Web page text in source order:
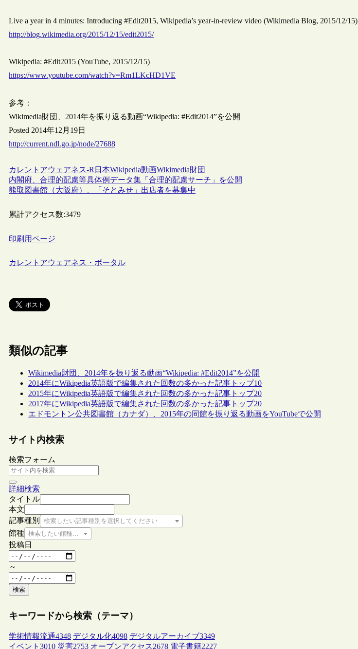
Live a year in 4 minutes: Introducing #Edit2015, Wikipedia’s year-in-review video (Wikimedia Blog, 2015/12/15)
http://blog.wikimedia.org/2015/12/15/edit2015/
Wikipedia: #Edit2015 (YouTube, 2015/12/15)
https://www.youtube.com/watch?v=Rm1LKcHD1VE
参考：
Wikimedia財団、2014年を振り返る動画“Wikipedia: #Edit2014”を公開
Posted 2014年12月19日
http://current.ndl.go.jp/node/27688
カレントアウェアネス-R 日本Wikipedia動画Wikimedia財団
内閣府、合理的配慮等具体例データ集「合理的配慮サーチ」を公開
熊取図書館（大阪府）、「そとみせ」出店者を募集中
累計アクセス数:3479
印刷用ページ
カレントアウェアネス・ポータル
類似の記事
Wikimedia財団、2014年を振り返る動画“Wikipedia: #Edit2014”を公開
2014年にWikipedia英語版で編集された回数の多かった記事トップ10
2015年にWikipedia英語版で編集された回数の多かった記事トップ20
2017年にWikipedia英語版で編集された回数の多かった記事トップ20
エドモントン公共図書館（カナダ）、2015年の同館を振り返る動画をYouTubeで公開
サイト内検索
検索フォーム
詳細検索
タイトル
本文
記事種別
検索したい記事種別を選択してください
館種 検索したい館種を選択してください
投稿日
～
検索
キーワードから検索（テーマ）
学術情報流通4348 デジタル化4098 デジタルアーカイブ3349
イベント 3010 災害2753 オープンアクセス2678 電子書籍2227